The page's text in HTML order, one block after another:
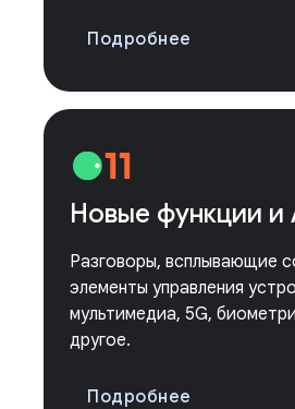
Подробнее
Новые функции и
Разговоры, всплывающие
элементы управления
мультимедиа, 5G,
другое.
Подробнее